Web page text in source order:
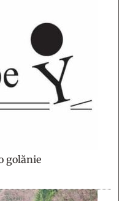
golănie